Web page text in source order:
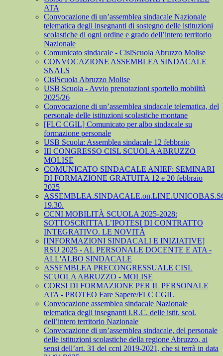
ATA
Convocazione di un’assemblea sindacale Nazionale
telematica degli insegnanti di sostegno delle istituzioni
scolastiche di ogni ordine e grado dell’intero territorio
Nazionale
Comunicato sindacale - CislScuola Abruzzo Molise
CONVOCAZIONE ASSEMBLEA SINDACALE
SNALS
CislScuola Abruzzo Molise
USB Scuola - Avvio prenotazioni sportello mobilità
2025/26
Convocazione di un’assemblea sindacale telematica, del
personale delle istituzioni scolastiche montane
[FLC CGIL] Comunicato per albo sindacale su
formazione personale
USB Scuola: Assemblea sindacale 12 febbraio
III CONGRESSO CISL SCUOLA ABRUZZO
MOLISE
COMUNICATO SINDACALE ANIEF: SEMINARI
DI FORMAZIONE GRATUITA 12 e 20 febbraio
2025
19.30.
CCNI MOBILITÀ SCUOLA 2025-2028:
SOTTOSCRITTA L’IPOTESI DI CONTRATTO
INTEGRATIVO. LE NOVITÀ
[INFORMAZIONI SINDACALI E INIZIATIVE]
RSU 2025 - AL PERSONALE DOCENTE E ATA -
ALL'ALBO SINDACALE
ASSEMBLEA PRECONGRESSUALE CISL
SCUOLA ABRUZZO - MOLISE
CORSI DI FORMAZIONE PER IL PERSONALE
ATA - PROTEO Fare Sapere/FLC CGIL
Convocazione assemblea sindacale Nazionale
telematica degli insegnanti I.R.C. delle istit. scol.
dell’intero territorio Nazionale
Convocazione di un’assemblea sindacale, del personale
delle istituzioni scolastiche della regione Abruzzo, ai
sensi dell’art. 31 del ccnl 2019-2021, che si terrà in data